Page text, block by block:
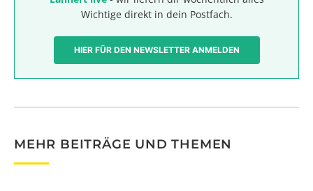
Wichtige direkt in dein Postfach.
HIER FÜR DEN NEWSLETTER ANMELDEN
MEHR BEITRÄGE UND THEMEN